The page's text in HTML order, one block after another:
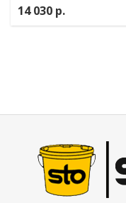
14 030 р.